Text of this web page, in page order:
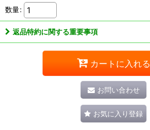
数量:
返品特約に関する重要事項
カートに入れる
お問い合わせ
お気に入り登録